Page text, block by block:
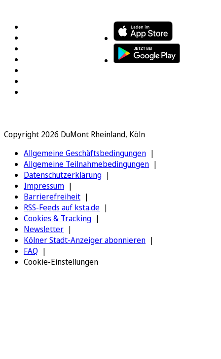
Copyright 2026 DuMont Rheinland, Köln
Allgemeine Geschäftsbedingungen
Allgemeine Teilnahmebedingungen
Datenschutzerklärung
Impressum
Barrierefreiheit
RSS-Feeds auf ksta.de
Cookies & Tracking
Newsletter
Kölner Stadt-Anzeiger abonnieren
FAQ
Cookie-Einstellungen